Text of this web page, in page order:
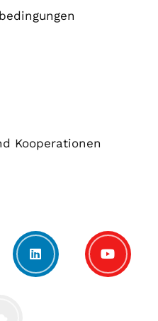
Kooperationen